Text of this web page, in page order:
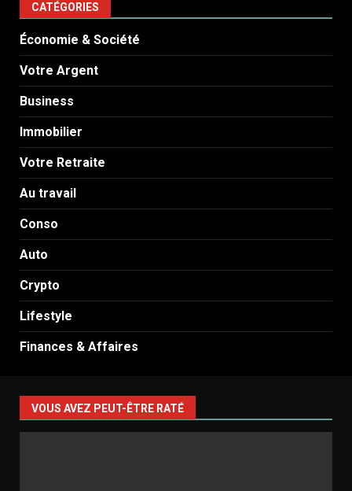
CATÉGORIES
Économie & Société
Votre Argent
Business
Immobilier
Votre Retraite
Au travail
Conso
Auto
Crypto
Lifestyle
Finances & Affaires
VOUS AVEZ PEUT-ÊTRE RATÉ